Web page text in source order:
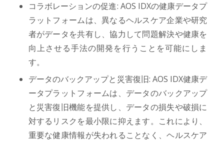
コラボレーションの促進: AOS IDXの健康データプ
ラットフォームは、異なるヘルスケア企業や研究
者がデータを共有し、協力して問題解決や健康を
向上させる手法の開発を行うことを可能にしま
す。
データのバックアップと災害復旧: AOS IDX健康デ
ータプラットフォームは、データのバックアップ
と災害復旧機能を提供し、データの損失や破損に
対するリスクを最小限に抑えます。これにより、
重要な健康情報が失われることなく、ヘルスケア